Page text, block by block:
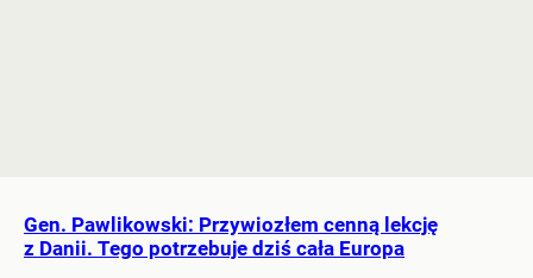
Gen. Pawlikowski: Przywiozłem cenną lekcję
z Danii. Tego potrzebuje dziś cała Europa